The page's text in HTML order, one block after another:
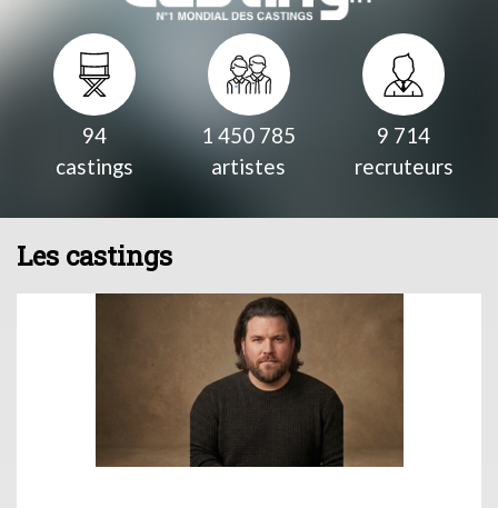
94
castings
1 450 785
artistes
9 714
recruteurs
Les castings